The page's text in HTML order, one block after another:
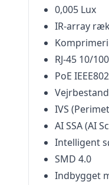
0,005 Lux
IR-array
RJ-45 10/
PoE
IVS
AI SSA (AI
Intelligent
SMD 4.0
Indbygget